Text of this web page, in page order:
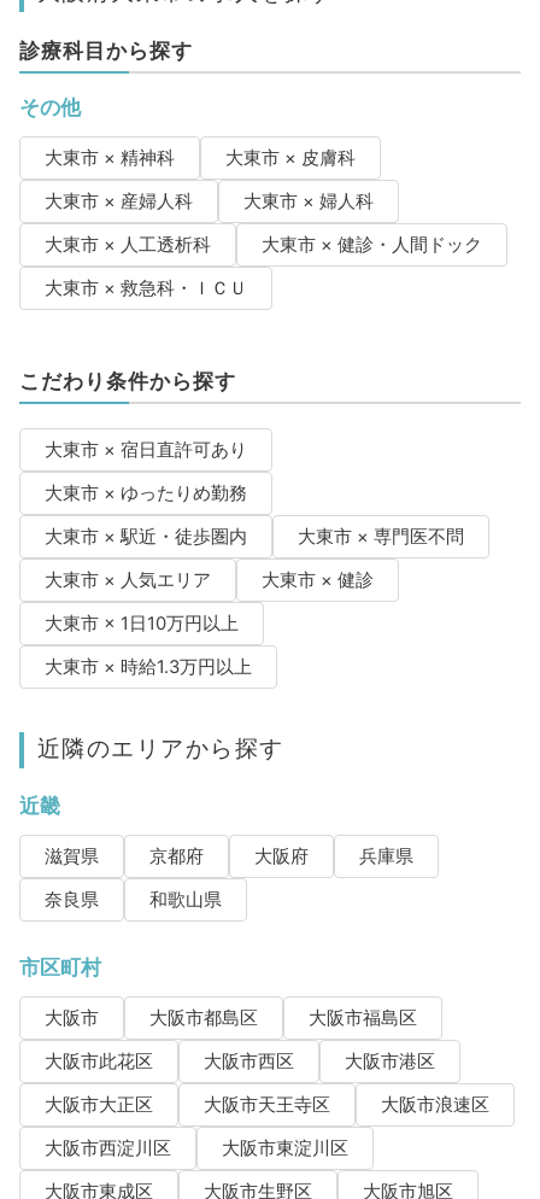
診療科目から探す
その他
大東市 × 精神科
大東市 × 皮膚科
大東市 × 産婦人科
大東市 × 婦人科
大東市 × 人工透析科
大東市 × 健診・人間ドック
大東市 × 救急科・ＩＣＵ
こだわり条件から探す
大東市 × 宿日直許可あり
大東市 × ゆったりめ勤務
大東市 × 駅近・徒歩圏内
大東市 × 専門医不問
大東市 × 人気エリア
大東市 × 健診
大東市 × 1日10万円以上
大東市 × 時給1.3万円以上
近隣のエリアから探す
近畿
滋賀県 京都府 大阪府
兵庫県
奈良県
和歌山県
市区町村
大阪市 大阪市都島区
大阪市福島区
大阪市此花区
大阪市西区
大阪市港区
大阪市大正区
大阪市天王寺区
大阪市浪速区
大阪市西淀川区
大阪市東淀川区
大阪市東成区
大阪市生野区
大阪市旭区